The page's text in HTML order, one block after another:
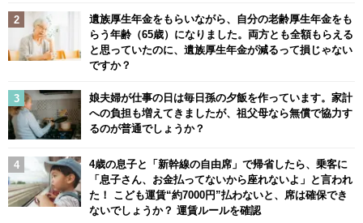
遺族厚生年金をもらいながら、自分の老齢厚生年金をも
らう年齢（65歳）になりました。両方とも全額もらえる
と思っていたのに、遺族厚生年金が減るって損じゃない
ですか？
娘夫婦が仕事の日は毎日孫の夕飯を作っています。家計
への負担も増えてきましたが、祖父母なら無償で協力す
るのが普通でしょうか？
4歳の息子と「新幹線の自由席」で帰省したら、乗客に
「息子さん、お金払ってないから座れないよ」と言われ
た！ こども運賃“約7000円”払わないと、席は確保でき
ないでしょうか？ 運賃ルールを確認